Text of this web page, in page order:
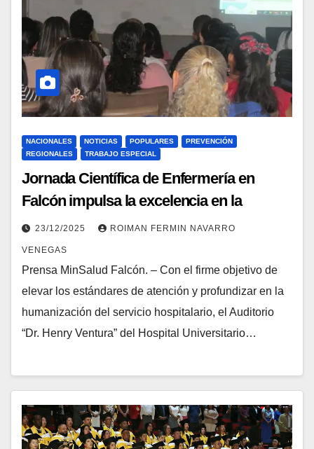
NACIONALES NOTICIAS POPULARES
PREVENCIÓN
REGIONALES
TRABAJO ESPECIAL
Jornada Científica de Enfermería en
Falcón impulsa la excelencia en la
atención de la materna crítica
23/12/2025 ROIMAN FERMIN NAVARRO
VENEGAS
Prensa MinSalud Falcón. – Con el firme objetivo de
elevar los estándares de atención y profundizar en la
humanización del servicio hospitalario, el Auditorio
“Dr. Henry Ventura” del Hospital Universitario…